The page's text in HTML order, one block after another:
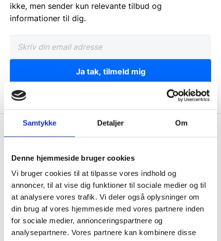
Samtykke Detaljer Om
Denne hjemmeside bruger cookies
Vi bruger cookies til at tilpasse vores indhold og
annoncer, til at vise dig funktioner til sociale medier og til
at analysere vores trafik. Vi deler også oplysninger om
din brug af vores hjemmeside med vores partnere inden
for sociale medier, annonceringspartnere og
analysepartnere. Vores partnere kan kombinere disse
ikke, men sender kun relevante tilbud og
informationer til dig.
Ja tak, tilmeld mig
Wallshop.dk
Gastrobutikken ApS
Rømersvej 33
7430 Ikast
CVR: 38952986
Telefon træffetid:
Tlf.71 99 30 98